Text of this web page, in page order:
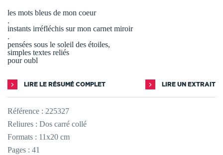
les mots bleus de mon coeur
.
instants irréfléchis sur mon carnet miroir
.
pensées sous le soleil des étoiles,
simples textes reliés
pour oubl
LIRE LE RÉSUMÉ COMPLET LIRE UN EXTRAIT
Référence : 225327
Reliures : Dos carré collé
Formats : 11x20 cm
Pages : 41